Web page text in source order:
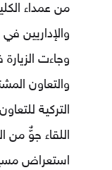
من عمداء
والإداريين
وجاءت الزيارة
والتعاون
اللقاء جوٌّ من
استعراض